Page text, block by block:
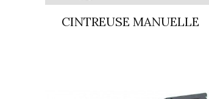
CINTREUSE MANUELLE